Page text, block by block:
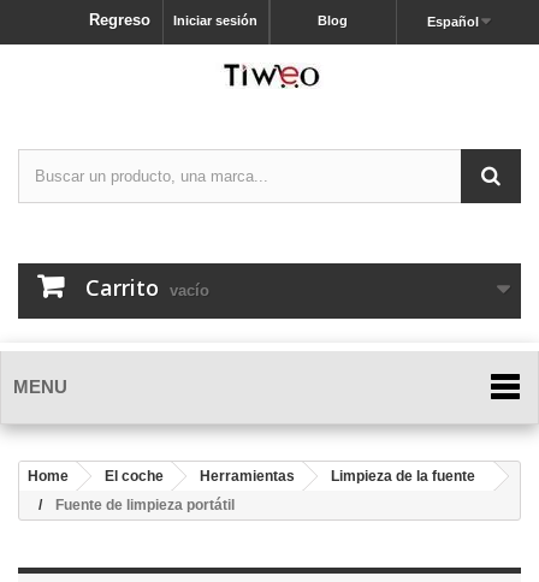
Español
Blog
Iniciar sesión
Regreso
Carrito vacío
MENU
Home El coche Herramientas
Limpieza de la fuente
Fuente de limpieza portátil